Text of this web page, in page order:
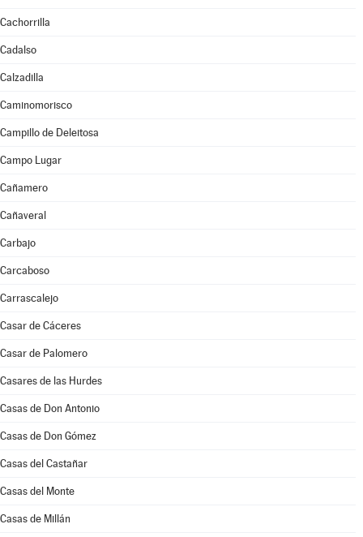
Cachorrilla
Cadalso
Calzadilla
Caminomorisco
Campillo de Deleitosa
Campo Lugar
Cañamero
Cañaveral
Carbajo
Carcaboso
Carrascalejo
Casar de Cáceres
Casar de Palomero
Casares de las Hurdes
Casas de Don Antonio
Casas de Don Gómez
Casas del Castañar
Casas del Monte
Casas de Millán